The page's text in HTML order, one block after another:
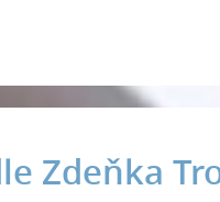
Zdeňka